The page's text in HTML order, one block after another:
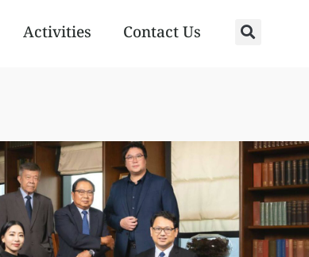
Activities Contact Us